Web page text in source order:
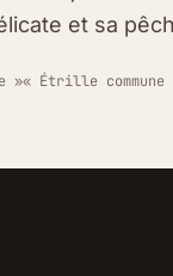
et sa
»« Étrille commune